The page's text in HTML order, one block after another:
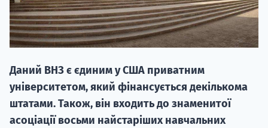
Даний ВНЗ є єдиним у США приватним
університетом, який фінансується декількома
штатами. Також, він входить до знаменитої
асоціації восьми найстаріших навчальних